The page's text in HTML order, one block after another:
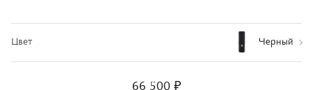
Цвет Черный
66 500 ₽